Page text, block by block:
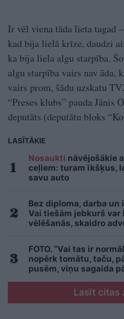
Ir vēl viena tāda lieta tagad
kad bija lielā krīze, daudzi
ka bija liela algu starpība.
algu starpība vairs nav āda,
vairs prom, šādu uzskatu
“Preses klubs” pauda Jānis
deputāts (deputātu bloks
LASĪTĀKIE
Nosaukti nāvējošākie
ceļiem: turam īkšķus,
savu auto
Bez diploma, darba
Vai tiešām jebkurš var
vēlēšanās, skaidro
FOTO. “Vai tas ir
nopērk tomātu, taču,
pusēm, viņu sagaida
Lasīt citas